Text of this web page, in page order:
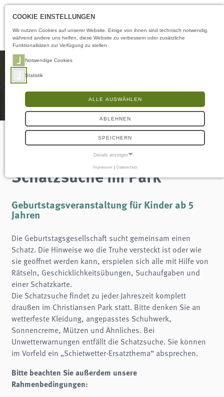
Öffnungszeiten
Kindergeburtstag
Schatzsuche im Park
Geburtstagsveranstaltung für Kinder ab 5
Jahren
Die Geburtstagsgesellschaft sucht gemeinsam einen
Schatz. Die Hinweise wo die Truhe versteckt ist oder wie
sie geöffnet werden kann, erspielen sich alle mit Hilfe von
Rätseln, Geschicklichkeitsübungen, Suchaufgaben und
einer Schatzkarte.
Die Schatzsuche findet zu jeder Jahreszeit komplett
draußen im Christiansen Park statt. Bitte denken Sie an
wetterfeste Kleidung, angepasstes Schuhwerk,
Sonnencreme, Mützen und Ähnliches. Bei
Unwetterwarnungen entfällt die Schatzsuche. Sie können
im Vorfeld ein „Schietwetter-Ersatzthema“ absprechen.
Bitte beachten Sie außerdem unsere
Rahmenbedingungen:
COOKIE EINSTELLUNGEN
Wir nutzen Cookies auf unserer Website. Einige von ihnen sind technisch notwendig,
während andere uns helfen, diese Website zu verbessern oder zusätzliche
Funktionalitäten zur Verfügung zu stellen.
Notwendige Cookies
Statistik
ALLE AUSWÄHLEN
ABLEHNEN
SPEICHERN
Details anzeigen
Notwendige Cookies ermöglichen grundlegende Funktionen und sind für die
Frontend User
Anbieter:
Zweck:
Cookie Laufzeit:
Einverständnis-Cookie
Name:
Dieser Cookie speichert die ausgewählten Einverständnis-Optionen des Benutzers
Cookie Laufzeit:
Impressum | Datenschutz